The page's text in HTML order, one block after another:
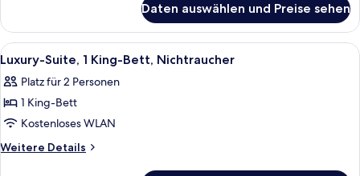
Bedroom
Suite)
anzeigen
Suite,
Mehrere
Betten,
Nichtraucher
(Two-
Bedroom
Daten auswählen und Preise sehen
Alle
Fotos
für
Luxury-
Suite,
1 King-
Ein Hotelzimmer mit Bett,
13
Luxury-Suite, 1 King-Bett, Nichtraucher
Platz für 2 Personen
1 King-Bett
Kostenloses WLAN
Weitere Details
Weitere